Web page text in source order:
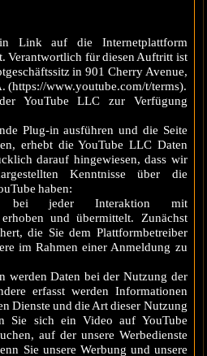
Link auf die Internetplattform
Verantwortlich für diesen Auftritt ist
in 901 Cherry Avenue,
(https://www.youtube.com/t/terms).
YouTube LLC zur Verfügung
Plug-in ausführen und die Seite
erhebt die YouTube LLC Daten
darauf hingewiesen, dass wir
Kenntnisse über die
haben:
bei jeder Interaktion mit
und übermittelt. Zunächst
die Sie dem Plattformbetreiber
im Rahmen einer Anmeldung zu
werden Daten bei der Nutzung der
erfasst werden Informationen
Dienste und die Art dieser Nutzung
Sie sich ein Video auf YouTube
auf der unsere Werbedienste
Sie unsere Werbung und unsere